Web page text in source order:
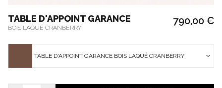
TABLE D'APPOINT GARANCE
BOIS LAQUÉ CRANBERRY
790,00 €
TABLE D'APPOINT GARANCE BOIS LAQUÉ CRANBERRY